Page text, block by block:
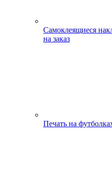
Самоклеящиеся
на заказ
Печать на